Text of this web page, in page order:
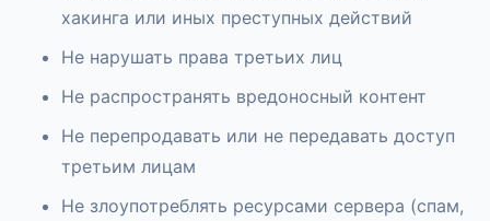
хакинга или иных преступных действий
Не нарушать права третьих лиц
Не распространять вредоносный контент
Не перепродавать или не передавать доступ
третьим лицам
Не злоупотреблять ресурсами сервера (спам,